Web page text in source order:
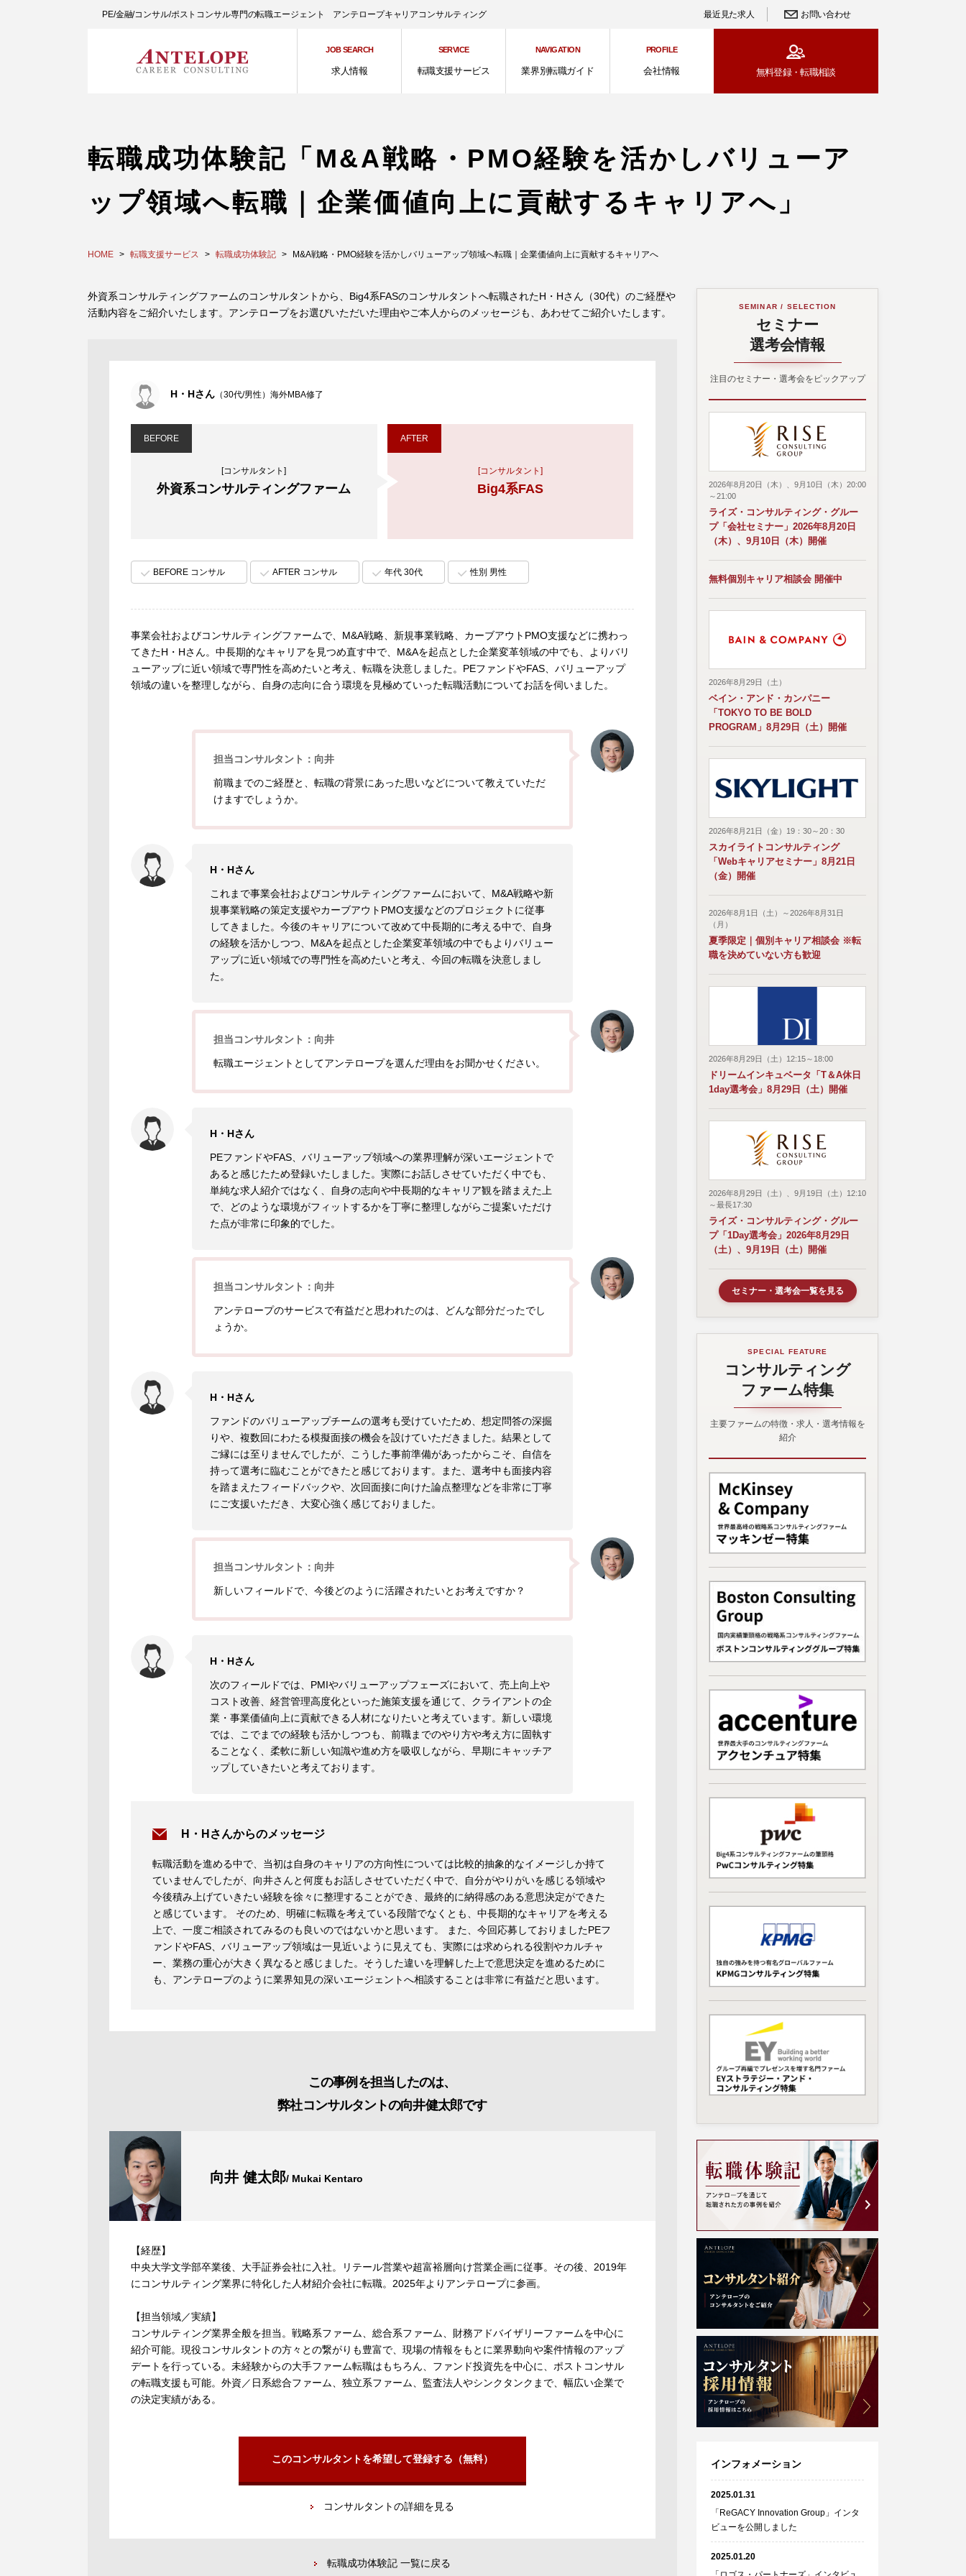
PE/金融/コンサル/ポストコンサル専門の転職エージェント アンテロープキャリアコンサルティング 最近見た求人 お問い合わせ
JOB SEARCH
求人情報
SERVICE
転職支援サービス
NAVIGATION
業界別転職ガイド
PROFILE
会社情報 無料登録・転職相談
転職成功体験記「M&A戦略・PMO経験を活かしバリューア
ップ領域へ転職｜企業価値向上に貢献するキャリアへ」
HOME 転職支援サービス 転職成功体験記 M&A戦略・PMO経験を活かしバリューアップ領域へ転職｜企業価値向上に貢献するキャリアへ
外資系コンサルティングファームのコンサルタントから、Big4系FASのコンサルタントへ転職されたH・Hさん（30代）のご経歴や
活動内容をご紹介いたします。アンテロープをお選びいただいた理由やご本人からのメッセージも、あわせてご紹介いたします。
H・Hさん （30代/男性）海外MBA修了
BEFORE
[コンサルタント]
外資系コンサルティングファーム
AFTER
[コンサルタント]
Big4系FAS
BEFORE コンサル AFTER コンサル 年代 30代 性別 男性
事業会社およびコンサルティングファームで、M&A戦略、新規事業戦略、カーブアウトPMO支援などに携わっ
てきたH・Hさん。中長期的なキャリアを見つめ直す中で、M&Aを起点とした企業変革領域の中でも、よりバリ
ューアップに近い領域で専門性を高めたいと考え、転職を決意しました。PEファンドやFAS、バリューアップ
領域の違いを整理しながら、自身の志向に合う環境を見極めていった転職活動についてお話を伺いました。
担当コンサルタント：向井
前職までのご経歴と、転職の背景にあった思いなどについて教えていただ
けますでしょうか。
H・Hさん
これまで事業会社およびコンサルティングファームにおいて、M&A戦略や新
規事業戦略の策定支援やカーブアウトPMO支援などのプロジェクトに従事
してきました。今後のキャリアについて改めて中長期的に考える中で、自身
の経験を活かしつつ、M&Aを起点とした企業変革領域の中でもよりバリュー
アップに近い領域での専門性を高めたいと考え、今回の転職を決意しまし
た。
担当コンサルタント：向井
転職エージェントとしてアンテロープを選んだ理由をお聞かせください。
H・Hさん
PEファンドやFAS、バリューアップ領域への業界理解が深いエージェントで
あると感じたため登録いたしました。実際にお話しさせていただく中でも、
単純な求人紹介ではなく、自身の志向や中長期的なキャリア観を踏まえた上
で、どのような環境がフィットするかを丁寧に整理しながらご提案いただけ
た点が非常に印象的でした。
担当コンサルタント：向井
アンテロープのサービスで有益だと思われたのは、どんな部分だったでし
ょうか。
H・Hさん
ファンドのバリューアップチームの選考も受けていたため、想定問答の深掘
りや、複数回にわたる模擬面接の機会を設けていただきました。結果として
ご縁には至りませんでしたが、こうした事前準備があったからこそ、自信を
持って選考に臨むことができたと感じております。また、選考中も面接内容
を踏まえたフィードバックや、次回面接に向けた論点整理などを非常に丁寧
にご支援いただき、大変心強く感じておりました。
担当コンサルタント：向井
新しいフィールドで、今後どのように活躍されたいとお考えですか？
H・Hさん
次のフィールドでは、PMIやバリューアップフェーズにおいて、売上向上や
コスト改善、経営管理高度化といった施策支援を通じて、クライアントの企
業・事業価値向上に貢献できる人材になりたいと考えています。新しい環境
では、こでまでの経験も活かしつつも、前職までのやり方や考え方に固執す
ることなく、柔軟に新しい知識や進め方を吸収しながら、早期にキャッチア
ップしていきたいと考えております。
H・Hさんからのメッセージ
転職活動を進める中で、当初は自身のキャリアの方向性については比較的抽象的なイメージしか持て
ていませんでしたが、向井さんと何度もお話しさせていただく中で、自分がやりがいを感じる領域や
今後積み上げていきたい経験を徐々に整理することができ、最終的に納得感のある意思決定ができた
と感じています。 そのため、明確に転職を考えている段階でなくとも、中長期的なキャリアを考える
上で、一度ご相談されてみるのも良いのではないかと思います。 また、今回応募しておりましたPEフ
ァンドやFAS、バリューアップ領域は一見近いように見えても、実際には求められる役割やカルチャ
ー、業務の重心が大きく異なると感じました。そうした違いを理解した上で意思決定を進めるために
も、アンテロープのように業界知見の深いエージェントへ相談することは非常に有益だと思います。
この事例を担当したのは、
弊社コンサルタントの向井健太郎です
向井 健太郎/ Mukai Kentaro
【経歴】
中央大学文学部卒業後、大手証券会社に入社。リテール営業や超富裕層向け営業企画に従事。その後、2019年
にコンサルティング業界に特化した人材紹介会社に転職。2025年よりアンテロープに参画。
【担当領域／実績】
コンサルティング業界全般を担当。戦略系ファーム、総合系ファーム、財務アドバイザリーファームを中心に
紹介可能。現役コンサルタントの方々との繋がりも豊富で、現場の情報をもとに業界動向や案件情報のアップ
デートを行っている。未経験からの大手ファーム転職はもちろん、ファンド投資先を中心に、ポストコンサル
の転職支援も可能。外資／日系総合ファーム、独立系ファーム、監査法人やシンクタンクまで、幅広い企業で
の決定実績がある。
このコンサルタントを希望して登録する（無料）
コンサルタントの詳細を見る
転職成功体験記 一覧に戻る
SEMINAR / SELECTION
セミナー
選考会情報
注目のセミナー・選考会をピックアップ
2026年8月20日（木）、9月10日（木）20:00
～21:00
ライズ・コンサルティング・グルー
プ「会社セミナー」2026年8月20日
（木）、9月10日（木）開催
無料個別キャリア相談会 開催中
2026年8月29日（土）
ベイン・アンド・カンパニー
「TOKYO TO BE BOLD
PROGRAM」8月29日（土）開催
2026年8月21日（金）19：30～20：30
スカイライトコンサルティング
「Webキャリアセミナー」8月21日
（金）開催
2026年8月1日（土）～2026年8月31日
（月）
夏季限定｜個別キャリア相談会 ※転
職を決めていない方も歓迎
2026年8月29日（土）12:15～18:00
ドリームインキュベータ「T＆A休日
1day選考会」8月29日（土）開催
2026年8月29日（土）、9月19日（土）12:10
～最長17:30
ライズ・コンサルティング・グルー
プ「1Day選考会」2026年8月29日
（土）、9月19日（土）開催
セミナー・選考会一覧を見る
SPECIAL FEATURE
コンサルティング
ファーム特集
主要ファームの特徴・求人・選考情報を
紹介
インフォメーション
2025.01.31
「ReGACY Innovation Group」インタ
ビューを公開しました
2025.01.20